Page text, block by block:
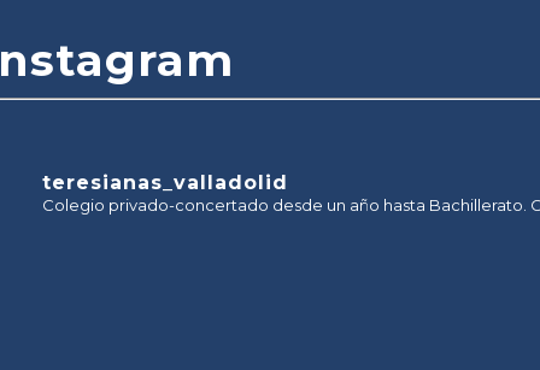
teresianas_valladolid
Colegio privado-concertado desde un año hasta Bachillerato.